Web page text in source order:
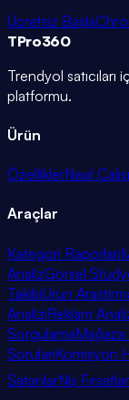
Ücretsiz Başla
TPro360
Trendyol satıcıları
platformu.
Ürün
ÖzelliklerNasıl
Araçlar
Kategori Raporları
AnalizGörsel
TakibiÜrün
AnaliziReklam
Sorgulama
SorularıKomisyon
SatanlarNiş Fırsatlar